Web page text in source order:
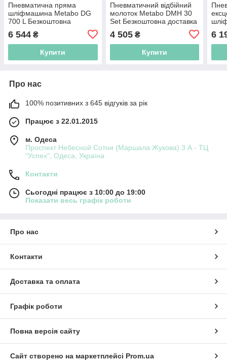
Пневматична пряма
шліфмашина Metabo DG
700 L Безкоштовна
6 544 ₴
Купити
Пневматичний відбійний
молоток Metabo DMH 30
Set Безкоштовна доставка
4 505₴
Купити
по
6
Про нас
100% позитивних з 645 відгуків за рік
Працює з 22.01.2015
м. Одеса
Проспект Небесной Сотни (Маршала Жукова) 3 А - ТЦ
"Успех", Одеса, Україна
Контакти
Сьогодні працює з 10:00 до 19:00
Показати весь графік роботи
Про нас
Контакти
Доставка та оплата
Графік роботи
Повна версія сайту
Сайт створено на маркетплейсі Prom.ua